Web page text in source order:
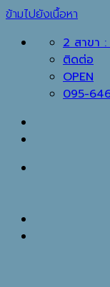
ข้ามไปยังเนื้อหา
2 สาขา :
ติดต่อ
OPEN
095-